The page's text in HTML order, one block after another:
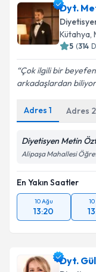
Dyt.
Kütahya,
5 (314
Çok ilgili bir
arkadaşlardan
Adres 1 Adres 2
Diyetisyen Metin
Alipaşa Mahallesi
En Yakın Saatler
10 Ağu
13:20
Dyt.